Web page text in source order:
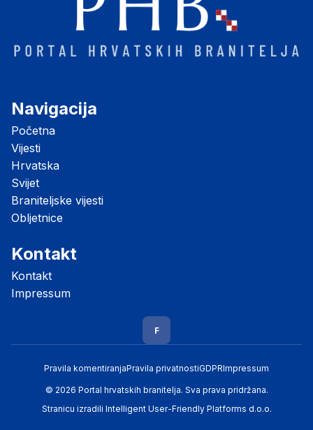
Navigacija
Početna
Vijesti
Hrvatska
Svijet
Braniteljske vijesti
Obljetnice
Kontakt
Kontakt
Impressum
F
Pravila komentiranjaPravila privatnostiGDPRImpressum
© 2026 Portal hrvatskih branitelja. Sva prava pridržana.
Stranicu izradili Intelligent User-Friendly Platforms d.o.o.